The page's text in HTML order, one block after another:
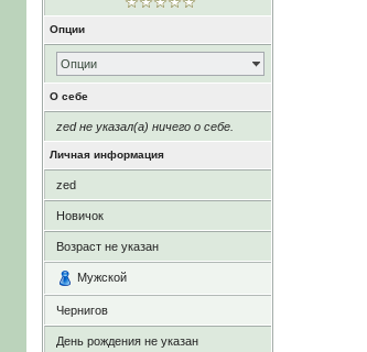
Опции
Опции
О себе
zed не указал(а) ничего о себе.
Личная информация
zed
Новичок
Возраст не указан
Мужской
Чернигов
День рождения не указан